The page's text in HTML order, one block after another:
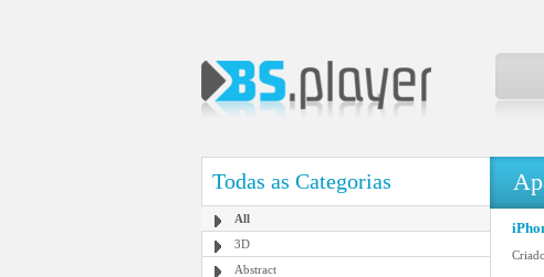
Todas as Categorias
All
3D
Abstract